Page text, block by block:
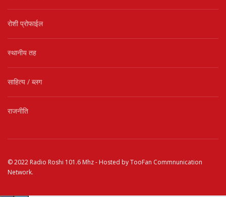
रोशी प्रोफाईल
स्थानीय तह
साहित्य / ब्लग
राजनीति
© 2022 Radio Roshi 101.6 Mhz- Hosted byTooFan Commnunication
Network.